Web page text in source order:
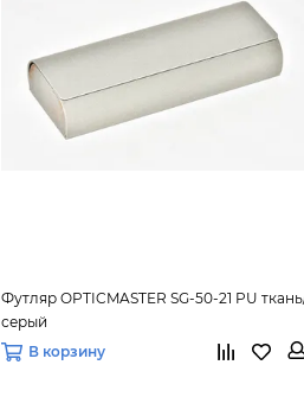
Футляр OPTICMASTER SG-50-21 PU
серый
В корзину